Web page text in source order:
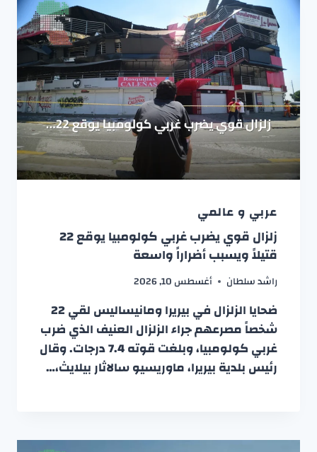
عربي و عالمي
زلزال قوي يضرب غربي كولومبيا يوقع 22
قتيلاً ويسبب أضراراً واسعة
راشد سلطان أغسطس 10, 2026
ضحايا الزلزال في بيريرا ومانيساليس لقي 22
شخصاً مصرعهم جراء الزلزال العنيف الذي ضرب
غربي كولومبيا، وبلغت قوته 7.4 درجات. وقال
رئيس بلدية بيريرا، ماوريسيو سالاثار بيلايث،…